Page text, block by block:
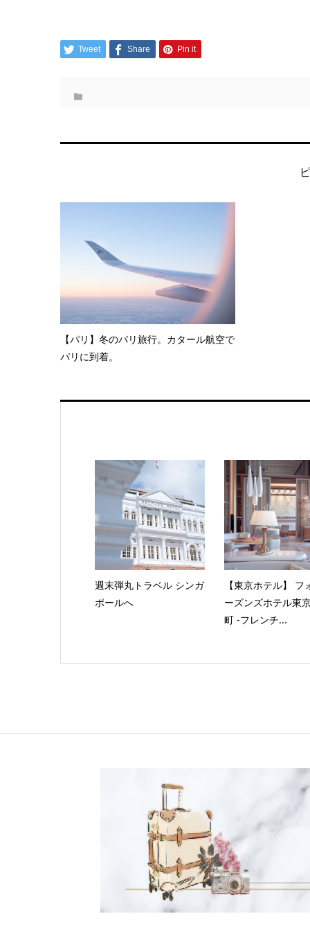
Tweet Share Pin it
【パリ】冬のパリ旅行。カタール航空で
パリに到着。
週末弾丸トラベル シンガ
ポールへ
【東京ホテル】 フ
ーズンズホテル東
町 -フレンチ...